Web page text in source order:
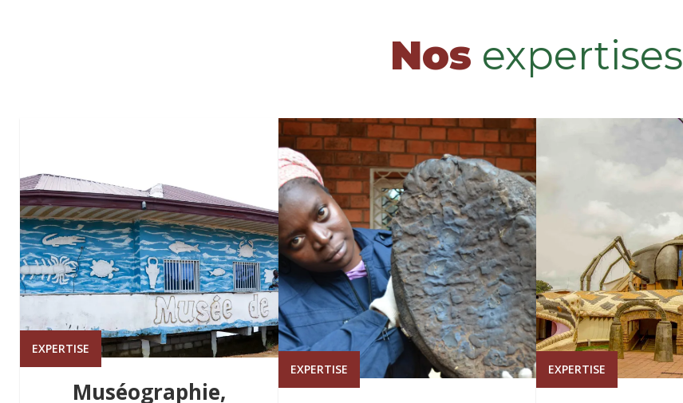
Nos expertises
EXPERTISE
Muséographie,
EXPERTISE EXPERTISE